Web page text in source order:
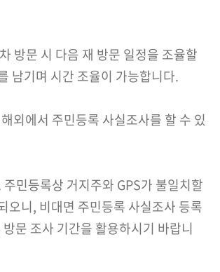
방문 시 다음 재 방문 일정을 조율할
남기며 시간 조율이 가능합니다.
외에서 주민등록 사실조사를 할 수 있
민등록상 거지주와 GPS가 불일치할
오니, 비대면 주민등록 사실조사 등록
문 조사 기간을 활용하시기 바랍니